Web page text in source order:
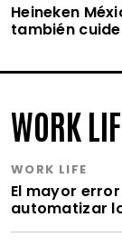
Heineken
también
WORK
WORK LIFE
El mayor
automatizar